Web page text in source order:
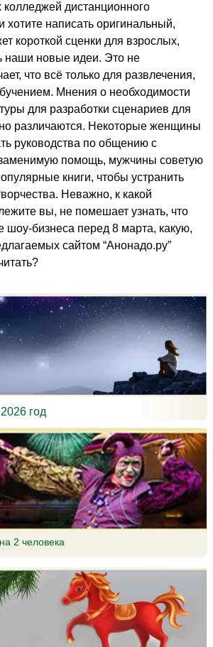
колледжей дистанционного
хотите написать оригинальный,
короткой сценки для взрослых,
наши новые идеи. Это не
что всё только для развлечения,
Мнения о необходимости
для разработки сценариев для
различаются. Некоторые женщины
руководства по общению с
помощь, мужчины советую
книги, чтобы устранить
Неважно, к какой
вы, не помешает узнать, что
шоу-бизнеса перед 8 марта, какую,
сайтом “Анонадо.ру”
год
2 человека